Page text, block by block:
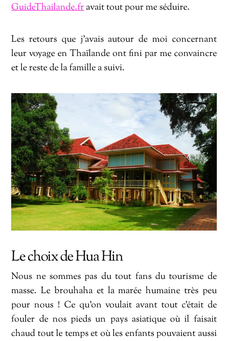
GuideThailande.fravait tout pour me séduire.
Les retours que j’avais autour de moi concernant
leur voyage en Thaïlande ont fini par me convaincre
et le reste de la famille a suivi.
Le choix de Hua Hin
Nous ne sommes pas du tout fans du tourisme de
masse. Le brouhaha et la marée humaine très peu
pour nous ! Ce qu’on voulait avant tout c’était de
fouler de nos pieds un pays asiatique où il faisait
chaud tout le temps et où les enfants pouvaient aussi